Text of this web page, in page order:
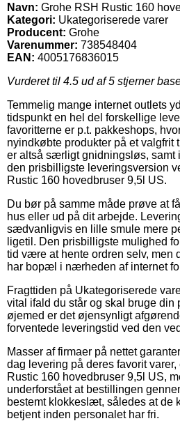
Navn: Grohe RSH Rustic 160
Kategori: Ukategoriserede varer
Producent: Grohe
Varenummer: 738548404
EAN: 4005176836015
Vurderet til 4.5 ud af 5 stjerner
Temmelig mange internet outlets
tidspunkt en hel del forskellige
favoritterne er p.t. pakkeshops,
nyindkøbte produkter på et valgfrit
er altså særligt gnidningsløs,
den prisbilligste leveringsversion
Rustic 160 hovedbruser 9,5l US.
Du bør på samme måde prøve at
hus eller ud på dit arbejde.
sædvanligvis en lille smule mere
ligetil. Den prisbilligste mulighed
tid være at hente ordren selv, men
har bopæl i nærheden af internet
Fragttiden på Ukategoriserede
vital ifald du står og skal bruge din
øjemed er det øjensynligt
forventede leveringstid ved den
Masser af firmaer på nettet
dag levering på deres favorit
Rustic 160 hovedbruser 9,5l US,
underforstået at bestillingen
bestemt klokkeslæt, således at de
betjent inden personalet har fri.